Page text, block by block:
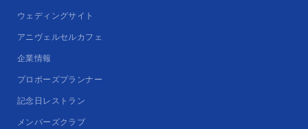
ウェディングサイト
アニヴェルセルカフェ
企業情報
プロポーズプランナー
記念日レストラン
メンバーズクラブ